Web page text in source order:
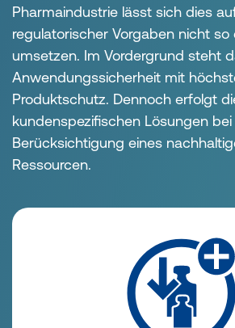
Pharmaindustrie lässt sich dies
regulatorischer Vorgaben nicht so
umsetzen. Im Vordergrund steht
Anwendungssicherheit mit
Produktschutz. Dennoch erfolgt
kundenspezifischen Lösungen
Berücksichtigung eines
Ressourcen.